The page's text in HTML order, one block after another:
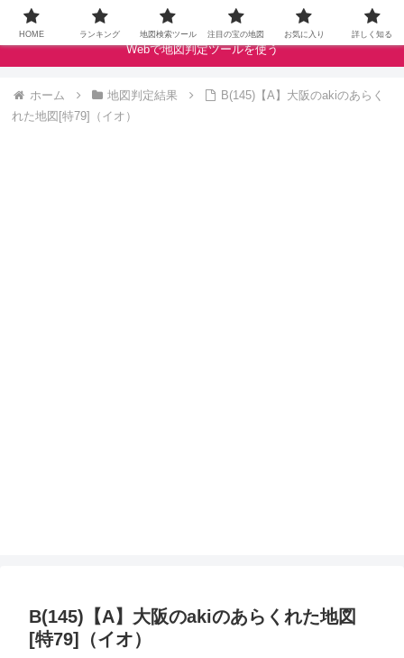
ドラクエウォークの宝の地図をクランベリースコアで評価します
Webで地図判定ツールを使う
ホーム 地図判定結果
B(145)【A】大阪のakiのあらく
れた地図[特79]（イオ）
B(145)【A】大阪のakiのあらくれた地図
[特79]（イオ）
HOME ランキング 地図検索ツール 注目の宝の地図 お気に入り 詳しく知る